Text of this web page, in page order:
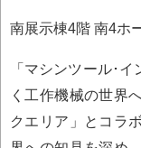
南展示棟4階 南4ホ
「マシンツール･
く工作機械の世界
クエリア」とコラ